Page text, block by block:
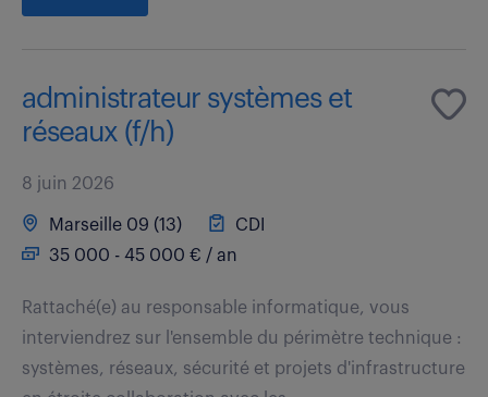
administrateur systèmes et
réseaux (f/h)
8 juin 2026
Marseille 09 (13)
CDI
35 000 - 45 000 € / an
Rattaché(e) au responsable informatique, vous
interviendrez sur l'ensemble du périmètre technique :
systèmes, réseaux, sécurité et projets d'infrastructure